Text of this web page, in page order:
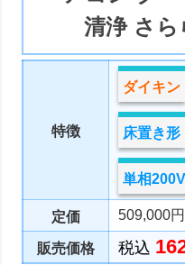
清浄 さら
特徴
ダイキン
床置き形
単相200V
定価 509,000円
販売価格 税込